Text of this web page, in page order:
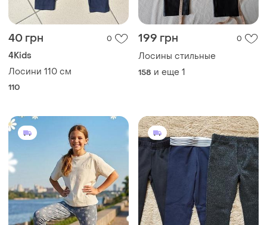
40 грн 0
4Kids
Лосини 110 см
110
199 грн 0
Лосины стильные
158 и еще 1